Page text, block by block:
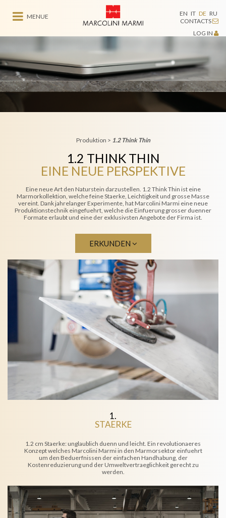
MENUE EN IT DE RU
CONTACTS
LOG IN
Produktion > 1.2 Think Thin
1.2 THINK THIN
EINE NEUE PERSPEKTIVE
Eine neue Art den Naturstein darzustellen. 1.2 Think Thin ist eine
Marmorkollektion, welche feine Staerke, Leichtigkeit und grosse Masse
vereint. Dank jahrelanger Experimente, hat Marcolini Marmi eine neue
Produktionstechnik eingefuehrt, welche die Einfuerung grosser duenner
Formate erlaubt und eine der exklusivsten Angebote der Firma ist.
ERKUNDEN
1.
STAERKE
1.2 cm Staerke: unglaublich duenn und leicht. Ein revolutionaeres
Konzept welches Marcolini Marmi in den Marmorsektor einfuehrt
um den Beduerfnissen der einfachen Handhabung, der
Kostenreduzierung und der Umweltvertraeglichkeit gerecht zu
werden.